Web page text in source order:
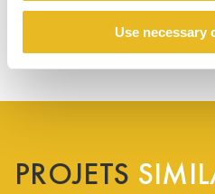
Use necessary
PROJETS